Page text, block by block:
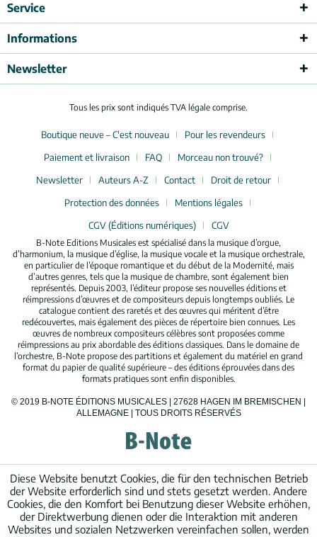
Service
Informations
Newsletter
Tous les prix sont indiqués TVA légale comprise.
Boutique neuve – C'est nouveau
Pour les revendeurs
Paiement et livraison
FAQ
Morceau non trouvé?
Newsletter
Auteurs A-Z Contact
Droit de retour
Protection des données
Mentions légales
CGV (Éditions numériques)
CGV
B-Note Editions Musicales est spécialisé dans la musique d’orgue,
d’harmonium, la musique d’église, la musique vocale et la musique orchestrale,
en particulier de l’époque romantique et du début de la Modernité, mais
d’autres genres, tels que la musique de chambre, sont également bien
représentés. Depuis 2003, l’éditeur propose ses nouvelles éditions et
réimpressions d’œuvres et de compositeurs depuis longtemps oubliés. Le
catalogue contient des raretés et des œuvres qui méritent d’être
redécouvertes, mais également des pièces de répertoire bien connues. Les
œuvres de nombreux compositeurs célèbres sont proposées comme
réimpressions au prix abordable des éditions classiques. Dans le domaine de
l’orchestre, B-Note propose des partitions et également du matériel en grand
format du papier de qualité supérieure – des éditions éprouvées dans des
formats pratiques sont enfin disponibles.
© 2019 B-NOTE ÉDITIONS MUSICALES | 27628 HAGEN IM BREMISCHEN |
ALLEMAGNE | TOUS DROITS RÉSERVÉS
Diese Website benutzt Cookies, die für den technischen Betrieb
der Website erforderlich sind und stets gesetzt werden. Andere
Cookies, die den Komfort bei Benutzung dieser Website erhöhen,
der Direktwerbung dienen oder die Interaktion mit anderen
Websites und sozialen Netzwerken vereinfachen sollen, werden